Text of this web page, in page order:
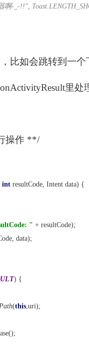
啊-_-!!",
比如会跳转到一
onActivityResult里处
操作 **/
int resultCode, Intent data) {
" + resultCode);
data);
) {
(this ,uri);